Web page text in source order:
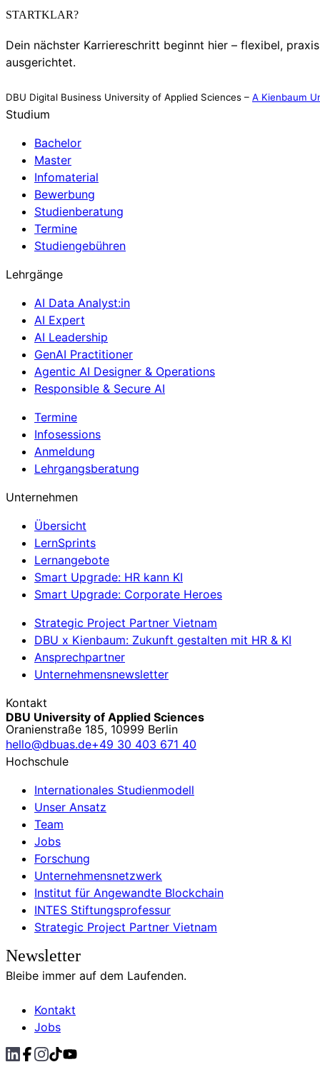
STARTKLAR?
Dein nächster Karriereschritt beginnt hier – flexibel,
ausgerichtet.
DBU Digital Business University of Applied Sciences – A Kienbaum
Studium
Bachelor
Master
Infomaterial
Bewerbung
Studienberatung
Termine
Studiengebühren
Lehrgänge
AI Data Analyst:in
AI Expert
AI Leadership
GenAI Practitioner
Agentic AI Designer & Operations
Responsible & Secure AI
Termine
Infosessions
Anmeldung
Lehrgangsberatung
Unternehmen
Übersicht
LernSprints
Lernangebote
Smart Upgrade: HR kann KI
Smart Upgrade: Corporate Heroes
Strategic Project Partner Vietnam
DBU x Kienbaum: Zukunft gestalten mit HR & KI
Ansprechpartner
Unternehmensnewsletter
Kontakt
DBU University of Applied Sciences
Oranienstraße 185, 10999 Berlin
hello@dbuas.de+49 30 403 671 40
Hochschule
Internationales Studienmodell
Unser Ansatz
Team
Jobs
Forschung
Unternehmensnetzwerk
Institut für Angewandte Blockchain
INTES Stiftungsprofessur
Strategic Project Partner Vietnam
Newsletter
Bleibe immer auf dem Laufenden.
Kontakt
Jobs